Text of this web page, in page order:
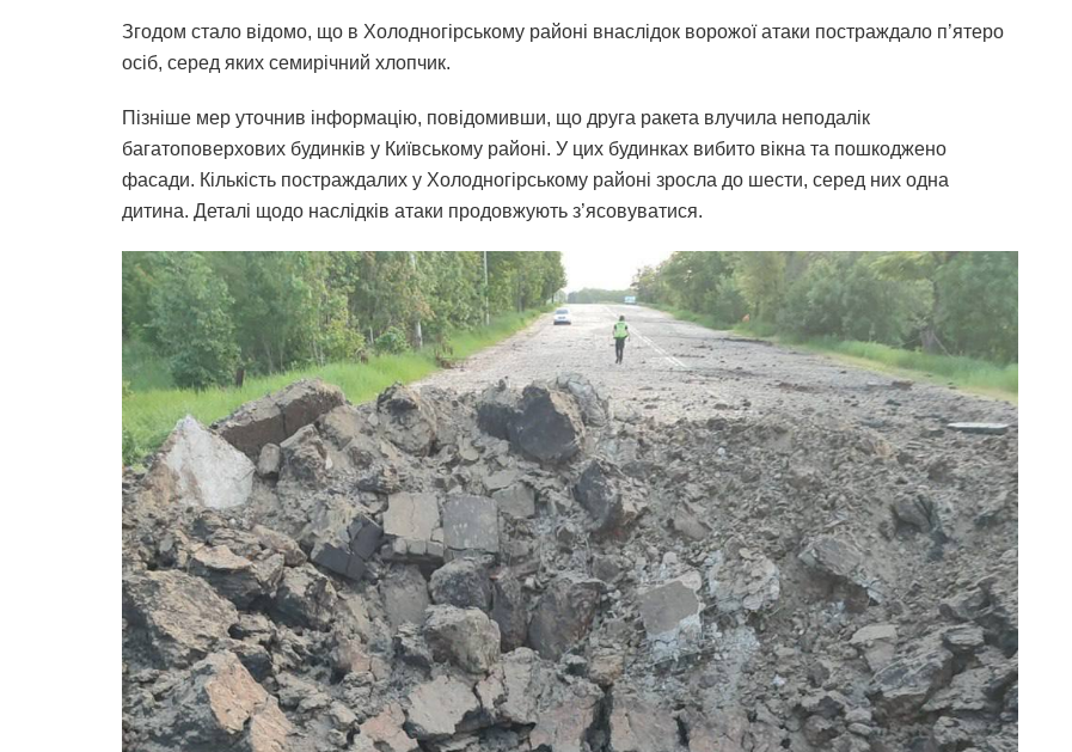
Згодом стало відомо, що в Холодногірському районі внаслідок ворожої атаки постраждало п’ятеро
осіб, серед яких семирічний хлопчик.
Пізніше мер уточнив інформацію, повідомивши, що друга ракета влучила неподалік
багатоповерхових будинків у Київському районі. У цих будинках вибито вікна та пошкоджено
фасади. Кількість постраждалих у Холодногірському районі зросла до шести, серед них одна
дитина. Деталі щодо наслідків атаки продовжують з’ясовуватися.